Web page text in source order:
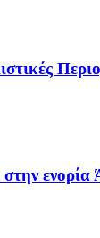
ενορία